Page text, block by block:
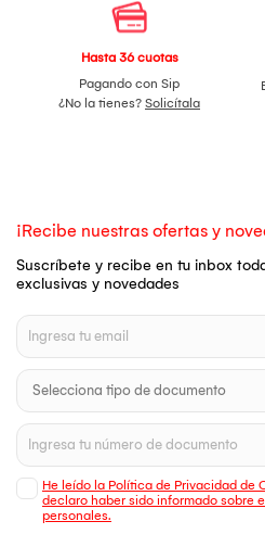
Hasta 36 cuotas
Pagando con Sip
¿No la tienes? Solicítala
¡Recibe nuestras ofertas y
Suscríbete y recibe en tu inbox
exclusivas y novedades
He leído la Política de Privacidad de
declaro haber sido informado sobre
personales.